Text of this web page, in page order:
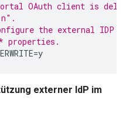
OAuth client is
the external IDP
properties.
=y
externer IdP im